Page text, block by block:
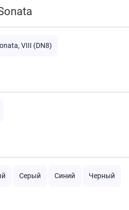
VIII (DN8)
Серый Синий Черный